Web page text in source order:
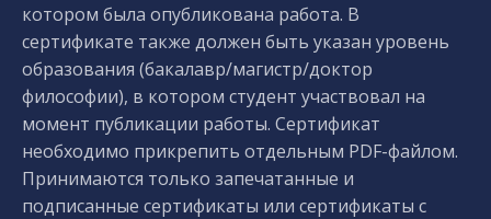
котором была опубликована работа. В
сертификате также должен быть указан уровень
образования (бакалавр/магистр/доктор
философии), в котором студент участвовал на
момент публикации работы. Сертификат
необходимо прикрепить отдельным PDF-файлом.
Принимаются только запечатанные и
подписанные сертификаты или сертификаты с